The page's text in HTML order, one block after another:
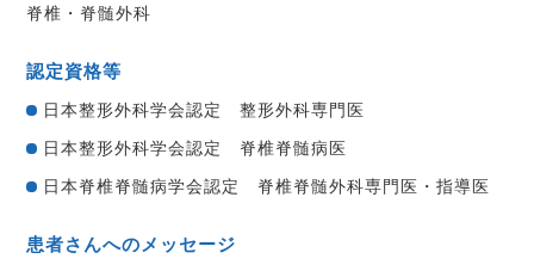
脊椎・脊髄外科
認定資格等
日本整形外科学会認定 整形外科専門医
日本整形外科学会認定 脊椎脊髄病医
日本脊椎脊髄病学会認定 脊椎脊髄外科専門医・指導医
患者さんへのメッセージ